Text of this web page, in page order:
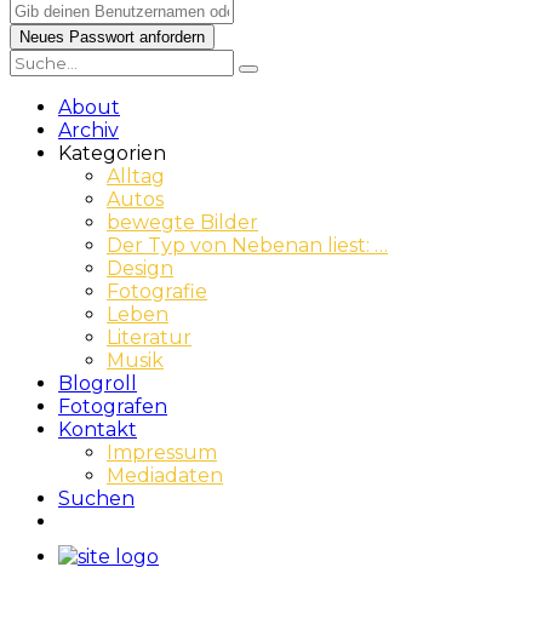
About
Archiv
Kategorien
Alltag
Autos
bewegte Bilder
Der Typ von Nebenan liest: …
Design
Fotografie
Leben
Literatur
Musik
Blogroll
Fotografen
Kontakt
Impressum
Mediadaten
Suchen